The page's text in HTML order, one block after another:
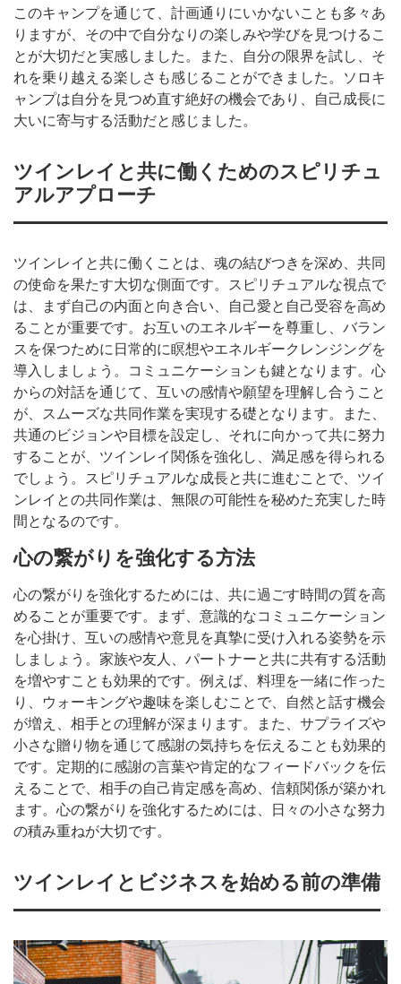
このキャンプを通じて、計画通りにいかないことも多々あ
りますが、その中で自分なりの楽しみや学びを見つけるこ
とが大切だと実感しました。また、自分の限界を試し、そ
れを乗り越える楽しさも感じることができました。ソロキ
ャンプは自分を見つめ直す絶好の機会であり、自己成長に
大いに寄与する活動だと感じました。
ツインレイと共に働くためのスピリチュ
アルアプローチ
ツインレイと共に働くことは、魂の結びつきを深め、共同
の使命を果たす大切な側面です。スピリチュアルな視点で
は、まず自己の内面と向き合い、自己愛と自己受容を高め
ることが重要です。お互いのエネルギーを尊重し、バラン
スを保つために日常的に瞑想やエネルギークレンジングを
導入しましょう。コミュニケーションも鍵となります。心
からの対話を通じて、互いの感情や願望を理解し合うこと
が、スムーズな共同作業を実現する礎となります。また、
共通のビジョンや目標を設定し、それに向かって共に努力
することが、ツインレイ関係を強化し、満足感を得られる
でしょう。スピリチュアルな成長と共に進むことで、ツイ
ンレイとの共同作業は、無限の可能性を秘めた充実した時
間となるのです。
心の繋がりを強化する方法
心の繋がりを強化するためには、共に過ごす時間の質を高
めることが重要です。まず、意識的なコミュニケーション
を心掛け、互いの感情や意見を真摯に受け入れる姿勢を示
しましょう。家族や友人、パートナーと共に共有する活動
を増やすことも効果的です。例えば、料理を一緒に作った
り、ウォーキングや趣味を楽しむことで、自然と話す機会
が増え、相手との理解が深まります。また、サプライズや
小さな贈り物を通じて感謝の気持ちを伝えることも効果的
です。定期的に感謝の言葉や肯定的なフィードバックを伝
えることで、相手の自己肯定感を高め、信頼関係が築かれ
ます。心の繋がりを強化するためには、日々の小さな努力
の積み重ねが大切です。
ツインレイとビジネスを始める前の準備